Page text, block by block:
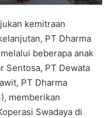
kemitraan
PT Dharma
beberapa anak
Sentosa, PT Dewata
PT Dharma
memberikan
Swadaya di